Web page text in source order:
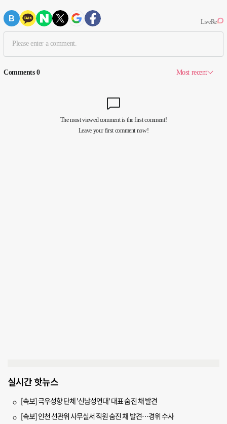
실시간 핫뉴스
[속보] 극우성향 단체 '신남성연대' 대표 숨진 채 발견
[속보] 인천 선관위 사무실서 직원 숨진 채 발견…경위 수사